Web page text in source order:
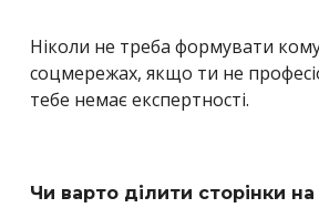
Ніколи не треба формувати
соцмережах, якщо ти не
тебе немає експертності.
Чи варто ділити сторінки